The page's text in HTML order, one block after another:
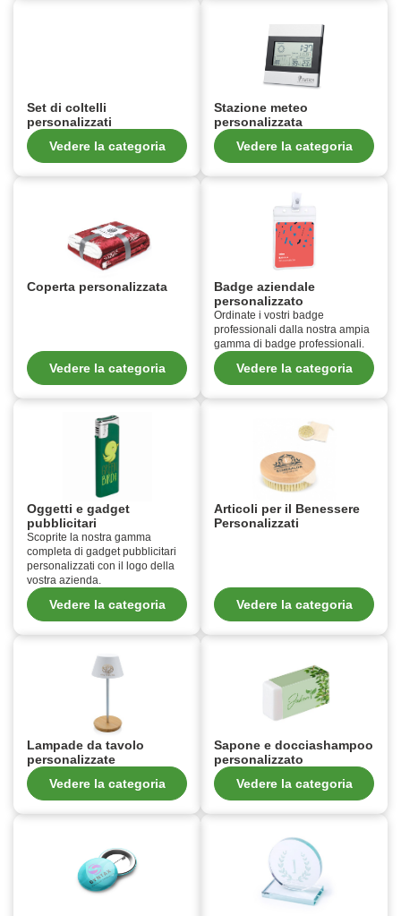
Set di coltelli
personalizzati
Vedere la categoria
Stazione meteo
personalizzata
Vedere la categoria
Coperta personalizzata
Vedere la categoria
Badge aziendale
personalizzato
Ordinate i vostri badge
professionali dalla nostra ampia
gamma di badge professionali.
Vedere la categoria
Oggetti e gadget
pubblicitari
Scoprite la nostra gamma
completa di gadget pubblicitari
personalizzati con il logo della
vostra azienda.
Vedere la categoria
Articoli per il Benessere
Personalizzati
Vedere la categoria
Lampade da tavolo
personalizzate
Vedere la categoria
Sapone e docciashampoo
personalizzato
Vedere la categoria